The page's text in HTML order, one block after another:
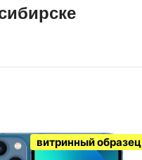
витринный образец